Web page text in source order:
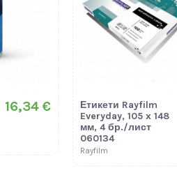
16,34 €
Етикети Rayfilm
Everyday, 105 х 148
мм, 4 бр./лист
060134
Rayfilm